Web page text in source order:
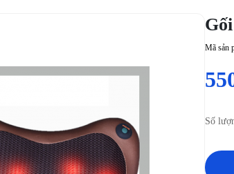
Mã sản
Số